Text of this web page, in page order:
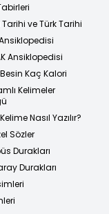
ve Türk Tarihi
Ansiklopedisi
Kaç Kalori
Kelimeler
Nasıl Yazılır?
Sözler
Durakları
Durakları